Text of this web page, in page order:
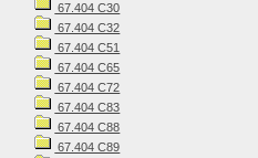
67.404 С30
67.404 С32
67.404 С51
67.404 С65
67.404 С72
67.404 С83
67.404 С88
67.404 С89